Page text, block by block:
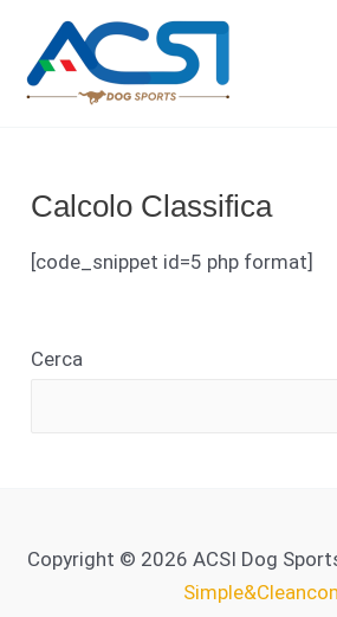
contenuto
Calcolo Classifica
[code_snippet id=5 php format]
Cerca
Copyright © 2026 ACSI Dog